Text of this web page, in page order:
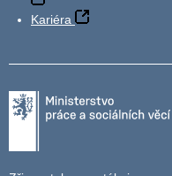
Kariéra